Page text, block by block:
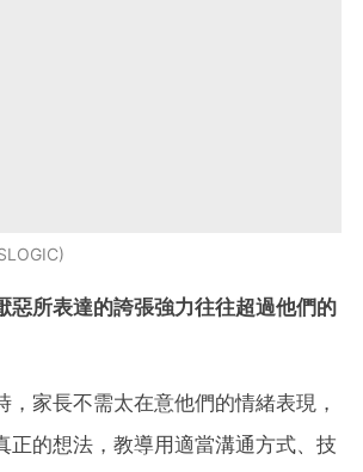
惡所表達的誇張強力往往超過他們的
，家長不需太在意他們的情緒表現，
正的想法，教導用適當溝通方式、技